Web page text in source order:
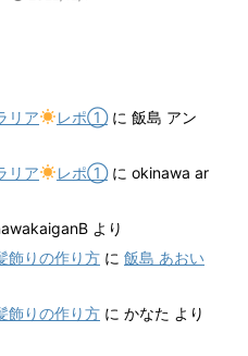
リア レポ①に 飯島 アン
リア
レポ①に okinawa ar
より
飾りの作り方 に 飯島 あおい
飾りの作り方 に かなた より